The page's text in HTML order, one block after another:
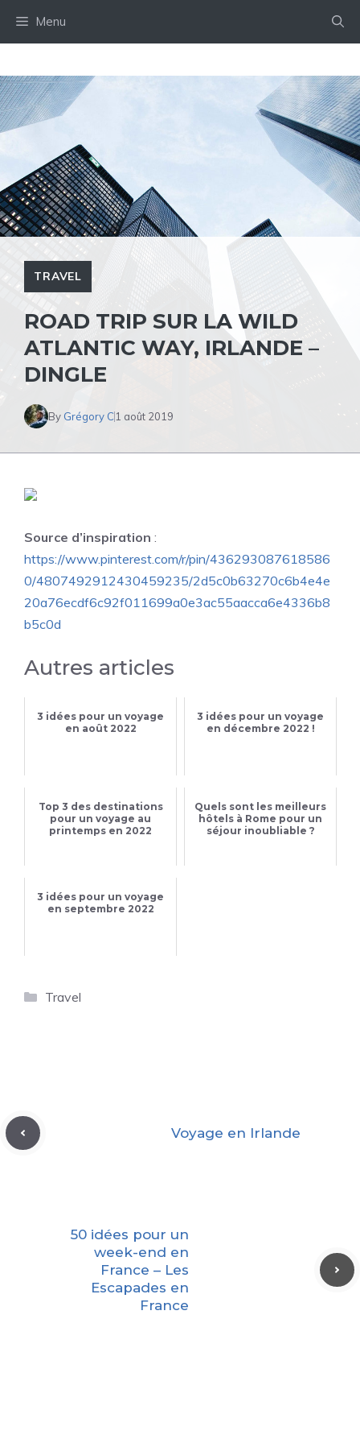
Menu
TRAVEL
ROAD TRIP SUR LA WILD
ATLANTIC WAY, IRLANDE –
DINGLE
By Grégory C 1 août 2019
Source d’inspiration :
https://www.pinterest.com/r/pin/436293087618586
0/4807492912430459235/2d5c0b63270c6b4e4e
20a76ecdf6c92f011699a0e3ac55aacca6e4336b8
b5c0d
Autres articles
3 idées pour un voyage
en août 2022
3 idées pour un voyage
en décembre 2022 !
Top 3 des destinations
pour un voyage au
printemps en 2022
Quels sont les meilleurs
hôtels à Rome pour un
séjour inoubliable ?
3 idées pour un voyage
en septembre 2022
Catégories
Travel
Voyage en Irlande
50 idées pour un
week-end en
France – Les
Escapades en
France